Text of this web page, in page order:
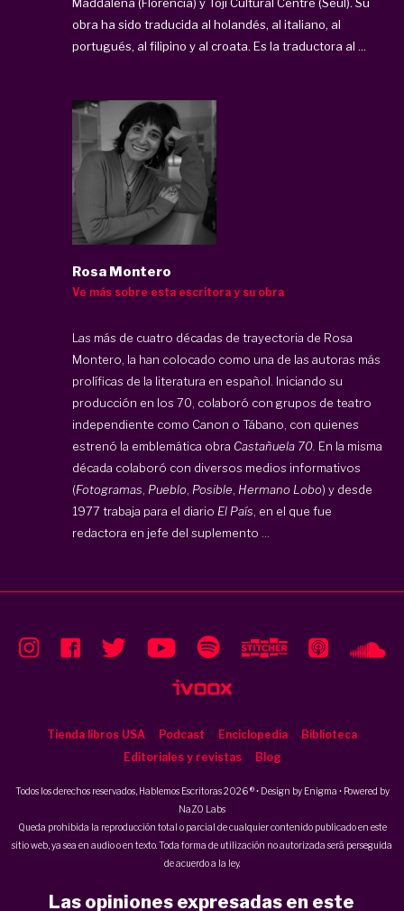
obra ha sido traducida al holandés, al italiano, al
portugués, al filipino y al croata. Es la traductora al ...
Rosa Montero
Ve más sobre esta escritora y su obra
Las más de cuatro décadas de trayectoria de Rosa
Montero, la han colocado como una de las autoras más
prolíficas de la literatura en español. Iniciando su
producción en los 70, colaboró con grupos de teatro
independiente como Canon o Tábano, con quienes
estrenó la emblemática obra Castañuela 70. En la misma
década colaboró con diversos medios informativos
(Fotogramas Pueblo Posible Hermano Lobo) y desde
1977 trabaja para el diario El País , en el que fue
redactora en jefe del suplemento ...
Tienda libros USA Podcast Enciclopedia
Biblioteca
Editoriales y revistas
Blog
Todos los derechos reservados, Hablemos Escritoras 2026 ® • Design by Enigma • Powered by
NaZO Labs
Queda prohibida la reproducción total o parcial de cualquier contenido publicado en este
sitio web, ya sea en audio o en texto. Toda forma de utilización no autorizada será perseguida
de acuerdo a la ley.
Las opiniones expresadas en este